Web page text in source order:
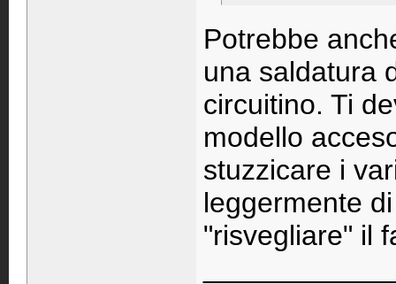
Potrebbe
una saldatura
circuitino. Ti
modello
stuzzicare i
leggermente
"risvegliare" il